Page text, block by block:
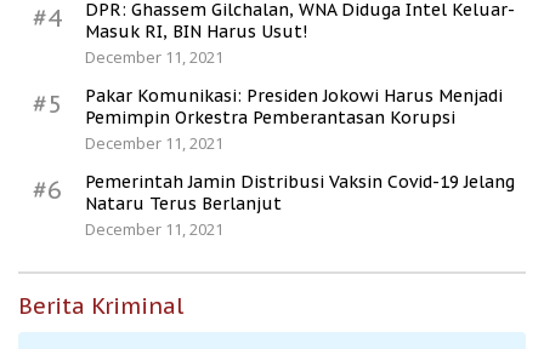
#4
DPR: Ghassem Gilchalan, WNA Diduga Intel Keluar-
Masuk RI, BIN Harus Usut!
December 11, 2021
#5
Pakar Komunikasi: Presiden Jokowi Harus Menjadi
Pemimpin Orkestra Pemberantasan Korupsi
December 11, 2021
#6
Pemerintah Jamin Distribusi Vaksin Covid-19 Jelang
Nataru Terus Berlanjut
December 11, 2021
Berita Kriminal